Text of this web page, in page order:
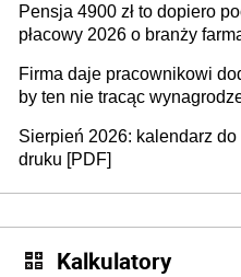
ubezpieczeniom
Pensja 4900 zł to dopiero
płacowy 2026 o branży
Firma daje pracownikowi
by ten nie tracąc
sprawdza
Sierpień 2026: kalendarz do
druku [PDF]
Kalkulatory